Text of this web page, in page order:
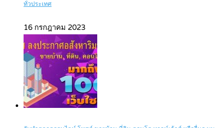
ทั่วประเทศ
16 กรกฎาคม 2023